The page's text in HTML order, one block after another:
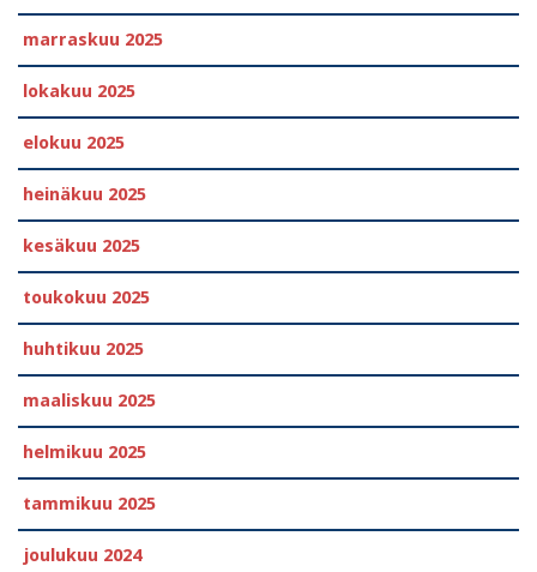
marraskuu 2025
lokakuu 2025
elokuu 2025
heinäkuu 2025
kesäkuu 2025
toukokuu 2025
huhtikuu 2025
maaliskuu 2025
helmikuu 2025
tammikuu 2025
joulukuu 2024